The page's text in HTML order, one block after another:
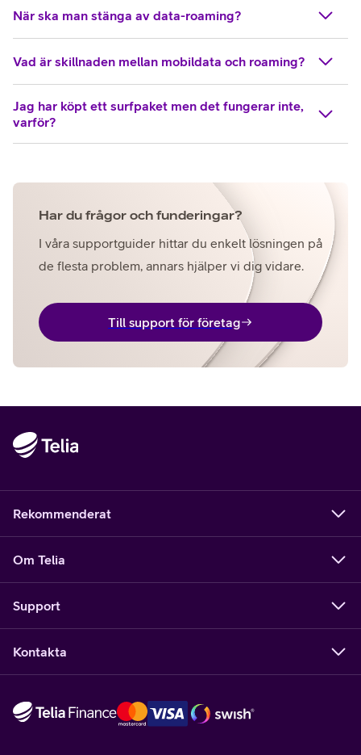
När ska man stänga av data-roaming?
Vad är skillnaden mellan mobildata och roaming?
Jag har köpt ett surfpaket men det fungerar inte,
varför?
Har du frågor och funderingar?
I våra supportguider hittar du enkelt lösningen på
de flesta problem, annars hjälper vi dig vidare.
Till support för företag
Rekommenderat
Om Telia
Support
Kontakta